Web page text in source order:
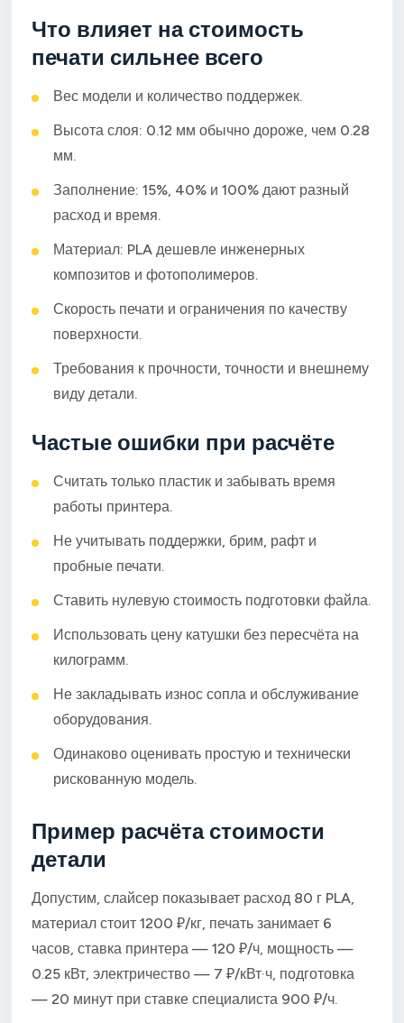
Что влияет на стоимость
печати сильнее всего
Вес модели и количество поддержек.
Высота слоя: 0.12 мм обычно дороже, чем 0.28
мм.
Заполнение: 15%, 40% и 100% дают разный
расход и время.
Материал: PLA дешевле инженерных
композитов и фотополимеров.
Скорость печати и ограничения по качеству
поверхности.
Требования к прочности, точности и внешнему
виду детали.
Частые ошибки при расчёте
Считать только пластик и забывать время
работы принтера.
Не учитывать поддержки, брим, рафт и
пробные печати.
Ставить нулевую стоимость подготовки файла.
Использовать цену катушки без пересчёта на
килограмм.
Не закладывать износ сопла и обслуживание
оборудования.
Одинаково оценивать простую и технически
рискованную модель.
Пример расчёта стоимости
детали
Допустим, слайсер показывает расход 80 г PLA,
материал стоит 1200 ₽/кг, печать занимает 6
часов, ставка принтера — 120 ₽/ч, мощность —
0.25 кВт, электричество — 7 ₽/кВт·ч, подготовка
— 20 минут при ставке специалиста 900 ₽/ч.